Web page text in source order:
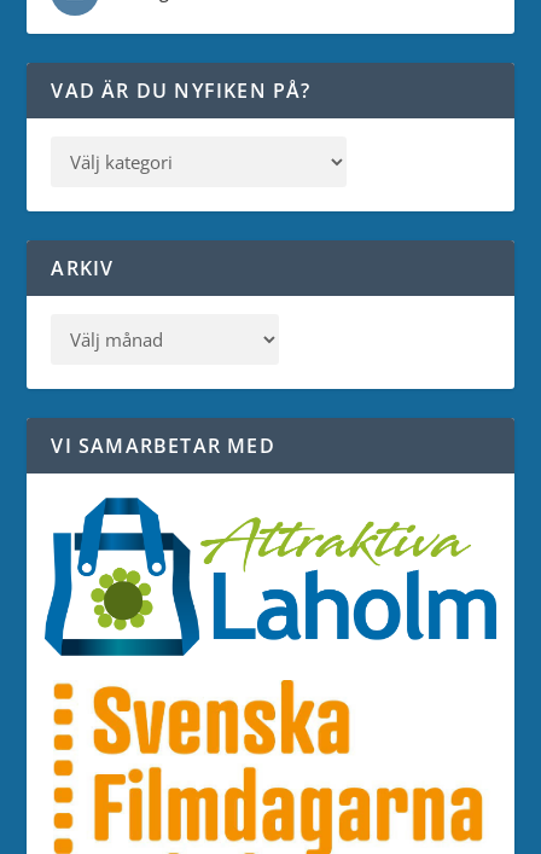
VAD ÄR DU NYFIKEN PÅ?
ARKIV
VI SAMARBETAR MED